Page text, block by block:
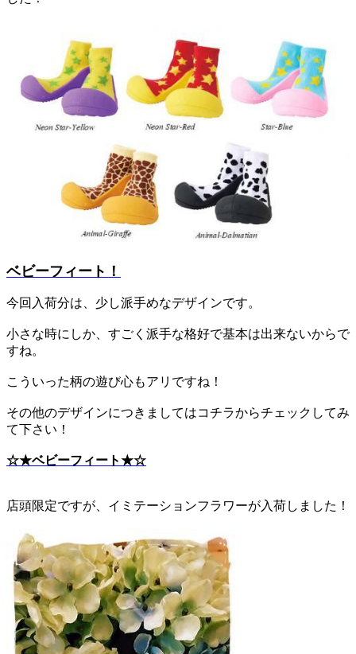
ベビーフィート！
今回入荷分は、少し派手めなデザインです。
小さな時にしか、すごく派手な格好で基本は出来ないからで
すね。
こういった柄の遊び心もアリですね！
その他のデザインにつきましてはコチラからチェックしてみ
て下さい！
☆★ベビーフィート★☆
店頭限定ですが、イミテーションフラワーが入荷しました！